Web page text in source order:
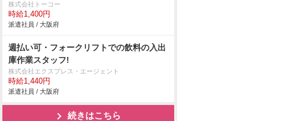
株式会社トーコー
時給1,400円
派遣社員 / 大阪府
週払い可・フォークリフトでの飲料の入出
庫作業スタッフ!
株式会社エクスプレス・エージェント
時給1,440円
派遣社員 / 大阪府
続きはこちら